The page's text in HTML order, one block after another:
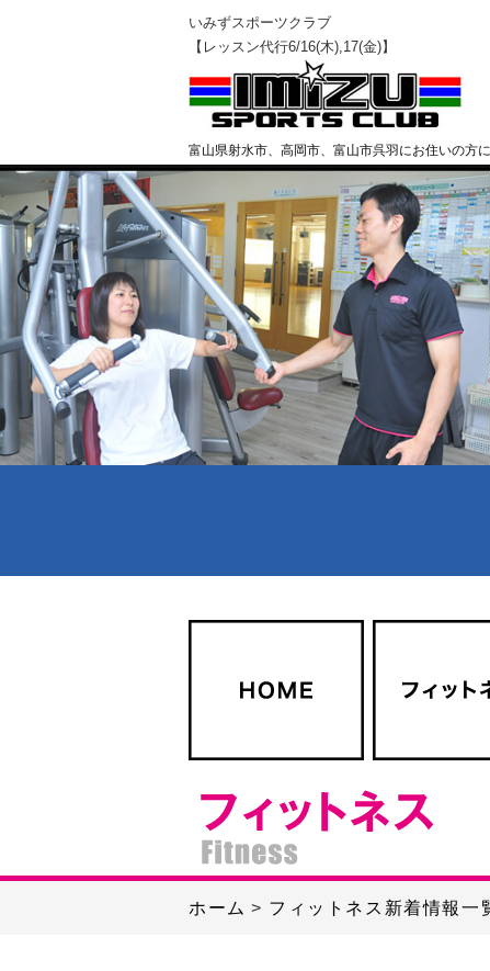
いみずスポーツクラブ
【レッスン代行6/16(木),17(金)】
富山県射水市、高岡市、富山市呉羽にお住いの方
ホーム フィットネス新着情報一